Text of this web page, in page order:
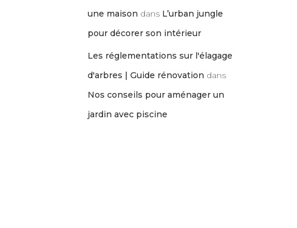
une maison dans L’urban jungle
pour décorer son intérieur
Les réglementations sur l'élagage
d'arbres | Guide rénovation dans
Nos conseils pour aménager un
jardin avec piscine